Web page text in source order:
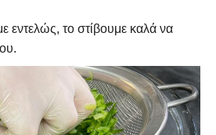
εντελώς, το στίβουμε καλά να